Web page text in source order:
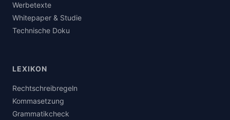
Werbetexte
Whitepaper & Studie
Technische Doku
LEXIKON
Rechtschreibregeln
Kommasetzung
Grammatikcheck